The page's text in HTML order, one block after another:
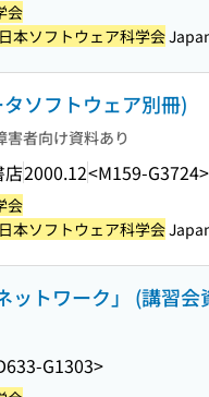
会
日本ソフトウェア科学会
ソフトウェア別冊)
害者向け資料あり
店2000.12<M159-G3724>
会
日本ソフトウェア科学会
ットワーク」 (講習
G1303>